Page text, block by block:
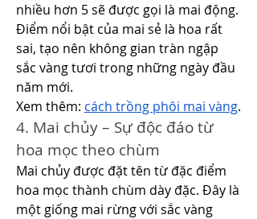
nhiều hơn 5 sẽ được gọi là mai động.
Điểm nổi bật của mai sẻ là hoa rất
sai, tạo nên không gian tràn ngập
sắc vàng tươi trong những ngày đầu
năm mới.
Xem thêm: cách trồng phôi mai vàng.
4. Mai chủy – Sự độc đáo từ
hoa mọc theo chùm
Mai chủy được đặt tên từ đặc điểm
hoa mọc thành chùm dày đặc. Đây là
một giống mai rừng với sắc vàng